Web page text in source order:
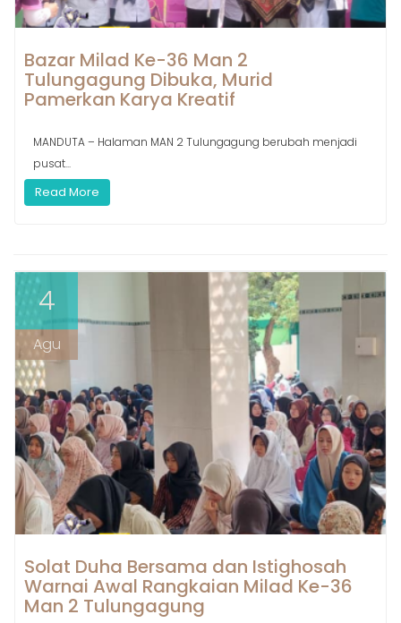
Bazar Milad Ke-36 Man 2
Tulungagung Dibuka, Murid
Pamerkan Karya Kreatif
MANDUTA – Halaman MAN 2 Tulungagung berubah menjadi
pusat...
Read More
4
Agu
Solat Duha Bersama dan Istighosah
Warnai Awal Rangkaian Milad Ke-36
Man 2 Tulungagung